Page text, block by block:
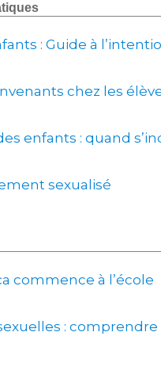
: Guide à
chez les
enfants : quand
sexualisé
commence à l’école
: comprendre